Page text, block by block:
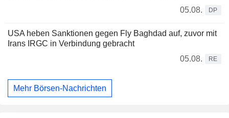
05.08.
DP
USA heben Sanktionen gegen Fly Baghdad auf, zuvor mit
Irans IRGC in Verbindung gebracht
05.08.
RE
Mehr Börsen-Nachrichten